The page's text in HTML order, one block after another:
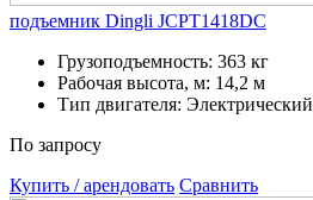
подъемник Dingli JCPT1418DC
Грузоподъемность: 363 кг
Рабочая высота, м: 14,2 м
Тип двигателя: Электрический
По запросу
Купить / арендовать Сравнить